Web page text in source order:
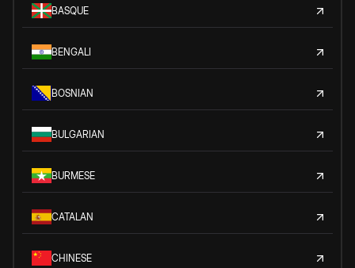
BASQUE
BENGALI
BOSNIAN
BULGARIAN
BURMESE
CATALAN
CHINESE